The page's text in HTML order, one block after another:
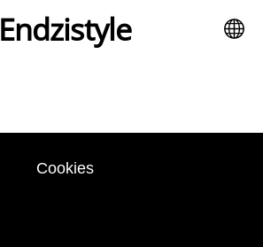
Endzistyle
Cookies